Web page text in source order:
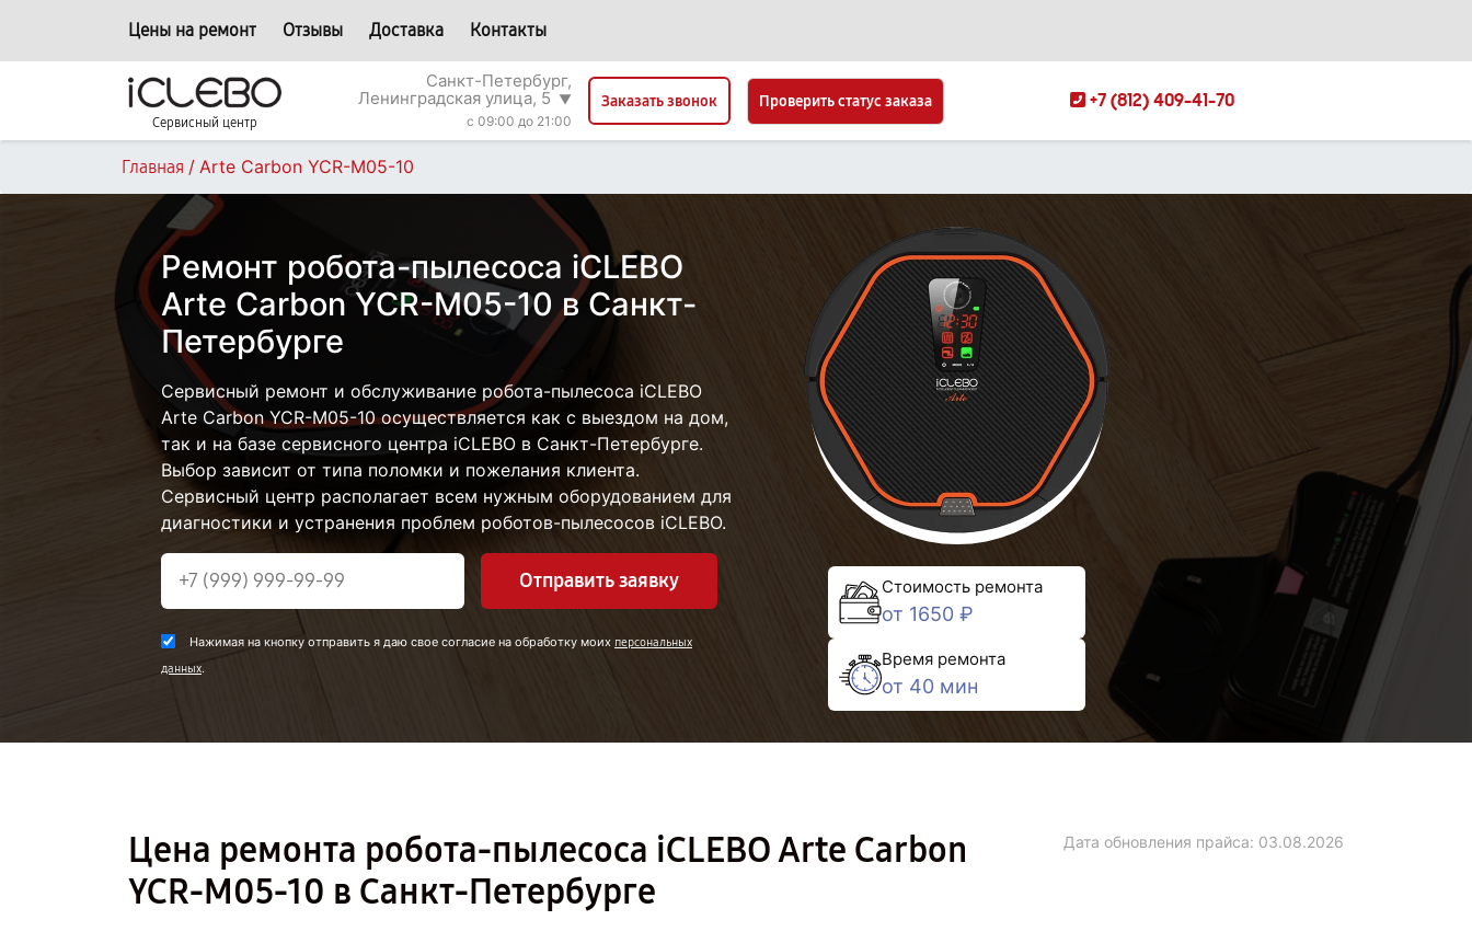
Цены на ремонт Отзывы Доставка Контакты
Сервисный центр
Санкт-Петербург,
Ленинградская улица, 5 ▼
c 09:00 до 21:00
Заказать звонок Проверить статус заказа +7 (812) 409-41-70
Главная / Arte Carbon YCR-M05-10
Ремонт робота-пылесоса iCLEBO
Arte Carbon YCR-M05-10 в Санкт-
Петербурге
Сервисный ремонт и обслуживание робота-пылесоса iCLEBO
Arte Carbon YCR-M05-10 осуществляется как с выездом на дом,
так и на базе сервисного центра iCLEBO в Санкт-Петербурге.
Выбор зависит от типа поломки и пожелания клиента.
Сервисный центр располагает всем нужным оборудованием для
диагностики и устранения проблем роботов-пылесосов iCLEBO.
Отправить заявку
Нажимая на кнопку отправить я даю свое согласие на обработку моих персональных
данных.
Стоимость ремонта
от 1650 ₽
Время ремонта
от 40 мин
Цена ремонта робота-пылесоса iCLEBO Arte Carbon
YCR-M05-10 в Санкт-Петербурге
Дата обновления прайса: 03.08.2026